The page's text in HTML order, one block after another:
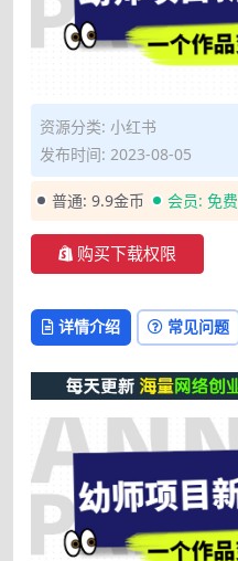
资源分类: 小红书
发布时间: 2023-08-05
普通: 9.9金币 会员: 免费
购买下载权限
详情介绍 常见问题